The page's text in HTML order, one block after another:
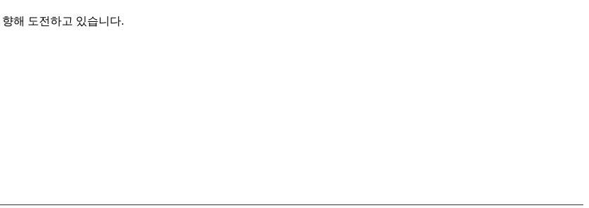
해 도전하고 있습니다.